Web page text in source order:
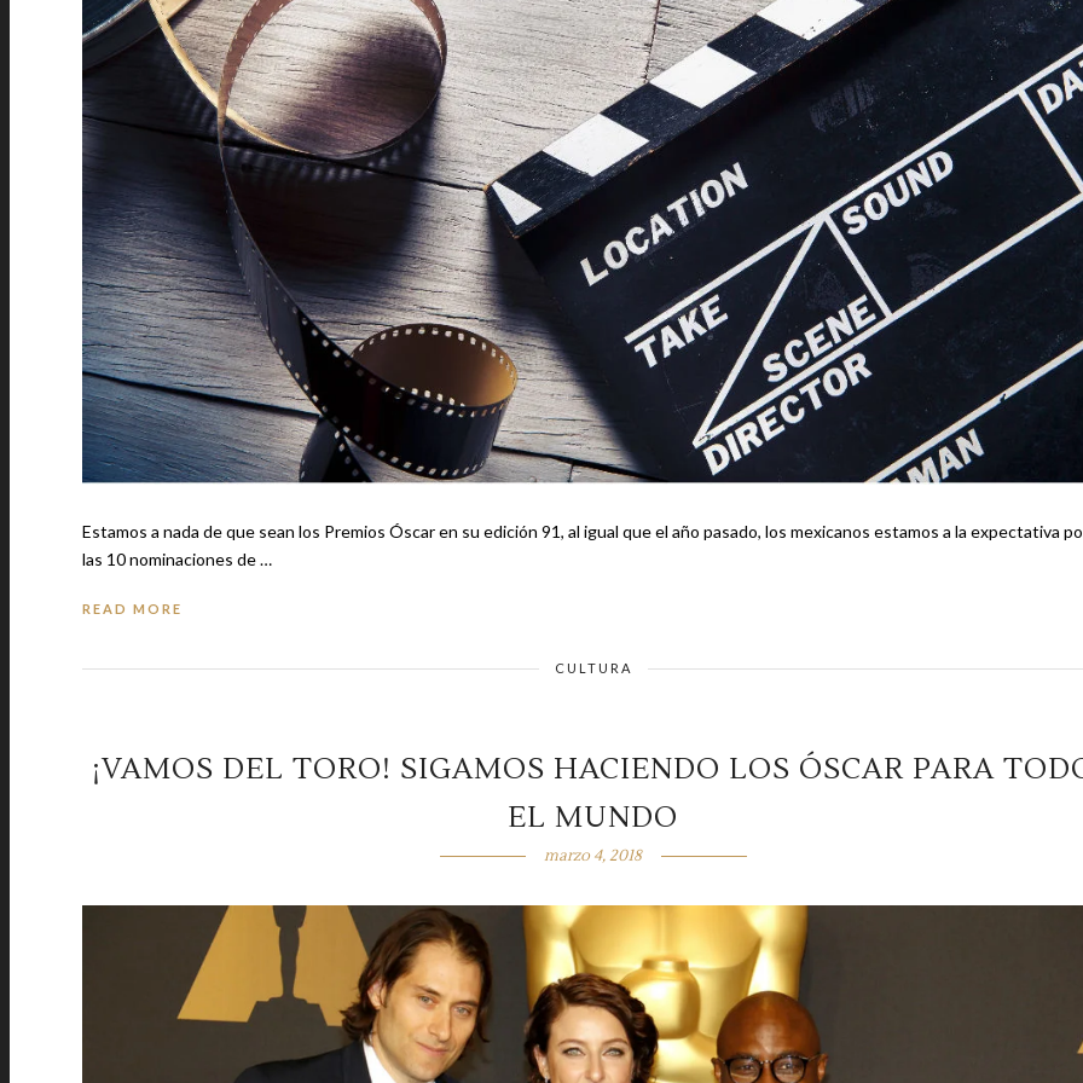
Estamos a nada de que sean los Premios Óscar en su edición 91, al igual que el año pasado, los mexicanos estamos a la expectativa
las 10 nominaciones de …
READ MORE
CULTURA
¡VAMOS DEL TORO! SIGAMOS HACIENDO LOS ÓSCAR PARA
EL MUNDO
marzo 4, 2018